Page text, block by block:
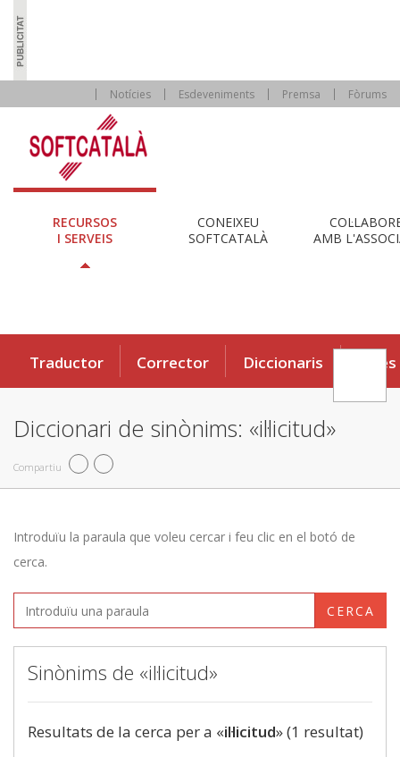
Notícies Esdeveniments Premsa Fòrums
RECURSOS
I SERVEIS
CONEIXEU
SOFTCATALÀ
AMB
Traductor Corrector Diccionaris Eines
Diccionari de sinònims: «il·licitud»
Compartiu
Introduïu la paraula que voleu cercar i feu clic en el botó de
cerca.
CERCA
Sinònims de «il·licitud»
Resultats de la cerca per a «il·licitud» (1 resultat)